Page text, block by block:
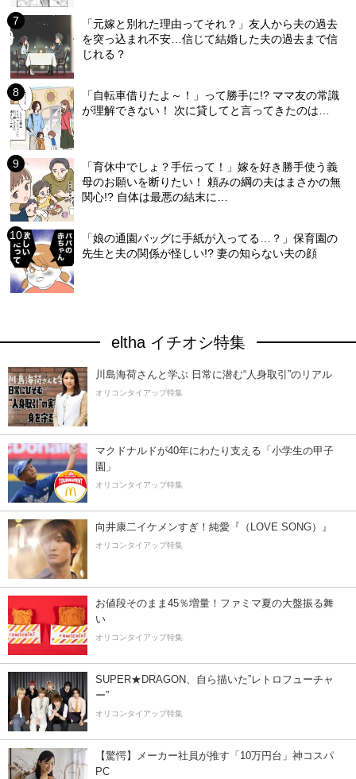
「元嫁と別れた理由ってそれ？」友人から夫の過去
を突っ込まれ不安…信じて結婚した夫の過去まで信
じれる？
「自転車借りたよ～！」って勝手に!? ママ友の常識
が理解できない！ 次に貸してと言ってきたのは…
「育休中でしょ？手伝って！」嫁を好き勝手使う義
母のお願いを断りたい！ 頼みの綱の夫はまさかの無
関心!? 自体は最悪の結末に…
「娘の通園バッグに手紙が入ってる…？」保育園の
先生と夫の関係が怪しい!? 妻の知らない夫の顔
eltha イチオシ特集
川島海荷さんと学ぶ 日常に潜む“人身取引”のリアル
オリコンタイアップ特集
マクドナルドが40年にわたり支える「小学生の甲子
園」
オリコンタイアップ特集
向井康二イケメンすぎ！純愛『（LOVE SONG）』
オリコンタイアップ特集
お値段そのまま45％増量！ファミマ夏の大盤振る舞
い
オリコンタイアップ特集
SUPER★DRAGON、自ら描いた”レトロフューチャ
ー”
オリコンタイアップ特集
【驚愕】メーカー社員が推す「10万円台」神コスパ
PC